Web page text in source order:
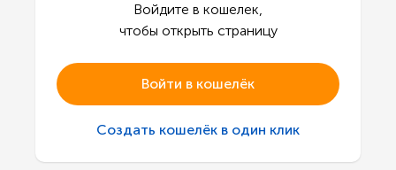
Войдите в кошелек,
чтобы открыть страницу
Войти в кошелёк
Создать кошелёк в один клик